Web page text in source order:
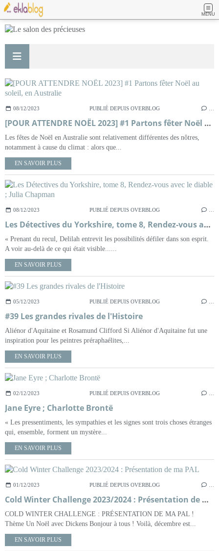
MENU
08/12/2023 PUBLIÉ DEPUIS OVERBLOG
[POUR ATTENDRE NOËL 2023] #1 Partons fêter Noël au soleil, en Australie
Les fêtes de Noël en Australie sont relativement différentes des nôtres,
notamment à cause du climat : alors que...
EN SAVOIR PLUS
08/12/2023 PUBLIÉ DEPUIS OVERBLOG
Les Détectives du Yorkshire, tome 8, Rendez-vous avec le diable ; Julia Chapman
« Prenant du recul, Delilah entrevit les possibilités défiler dans son esprit.
A voir au-delà de ce qui était visible......
EN SAVOIR PLUS
05/12/2023 PUBLIÉ DEPUIS OVERBLOG
#39 Les grandes rivales de l'Histoire
Aliénor d'Aquitaine et Rosamund Clifford Si Aliénor d'Aquitaine fut une
inspiration pour les peintres préraphaélites,...
EN SAVOIR PLUS
02/12/2023 PUBLIÉ DEPUIS OVERBLOG
Jane Eyre ; Charlotte Brontë
« Les pressentiments, les sympathies et les signes sont trois choses étranges
qui, ensemble, forment un mystère...
EN SAVOIR PLUS
01/12/2023 PUBLIÉ DEPUIS OVERBLOG
Cold Winter Challenge 2023/2024 : Présentation de ma PAL
COLD WINTER CHALLENGE : PRÉSENTATION DE MA PAL !
Thème Un Noël avec Dickens Bonjour à tous ! Voilà, décembre est...
EN SAVOIR PLUS